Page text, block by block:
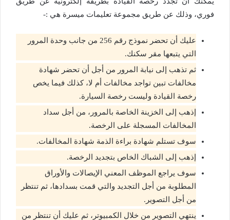
فوري، وذلك عن طريق مجموعة تعليمات ميسرة هي :-
عليك أن تحضر نموذج رقم 256 من جانب وحدة المرور
التي يتبعها مقر سكنك.
ثم تذهب إلى نيابة المرور من أجل أن تحضر شهادة
مخالفات تبين تواجد مخالفات أم لا، كذلك فيما يخص
رخصة القيادة وليست رخصة السيارة.
إذهب إلى الخزينة الخاصة بالمرور، من أجل سداد
المخالفات المسجلة على الرخصة.
سوف تستلم شهادة براءة الذمة شهادة المخالفات.
إذهب إلى الشباك الخاص بتجديد الرخصة.
سوف يراجع الموظف المعني الإيصالات والأوراق
المطلوبة من أجل التجديد والتي قمت بسدادها، ثم تنتظر
من أجل التصوير.
ينتهي التصوير من خلال الكمبيوتر، ثم عليك أن تنتظر من